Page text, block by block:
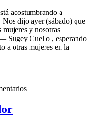
acostumbrando a
Nos dijo ayer (sábado) que
mujeres y nosotras
Sugey Cuello , esperando
a otras mujeres en la